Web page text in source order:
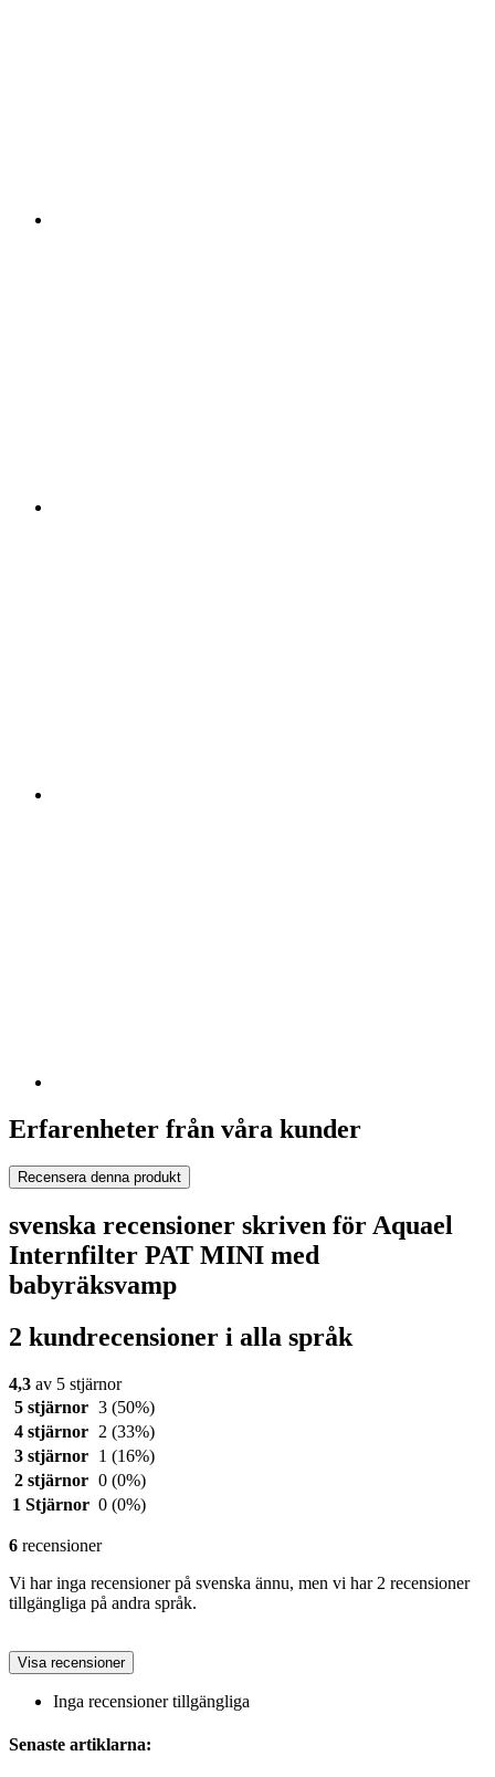
Erfarenheter från våra kunder
Recensera denna produkt
svenska recensioner skriven för Aquael
Internfilter PAT MINI med
babyräksvamp
2 kundrecensioner i alla språk
4,3 av 5 stjärnor
5 stjärnor 3 (50%)
4 stjärnor
2 (33%)
3 stjärnor
1 (16%)
2 stjärnor 0 (0%)
1 Stjärnor 0 (0%)
6 recensioner
Vi har inga recensioner på svenska ännu, men vi har 2 recensioner
tillgängliga på andra språk.
Visa recensioner
Inga recensioner tillgängliga
Senaste artiklarna: